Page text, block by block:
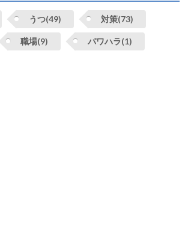
うつ(49) 対策(73)
職場(9) パワハラ(1)